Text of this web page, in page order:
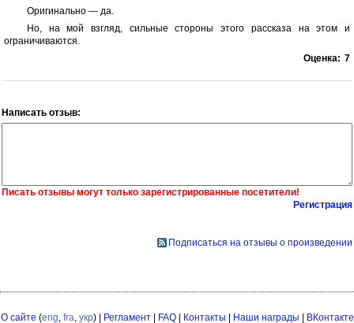
Оригинально — да.
Но, на мой взгляд, сильные стороны этого рассказа на этом и
ограничиваются.
Оценка: 7
Написать отзыв:
Писать отзывы могут только зарегистрированные посетители!
Регистрация
Подписаться на отзывы о произведении
О сайте (eng fra укр) | Регламент| FAQ| Контакты | Наши награды | ВКонтакте